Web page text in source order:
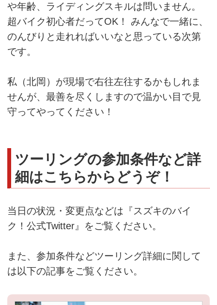
や年齢、ライディングスキルは問いません。
超バイク初心者だってOK！ みんなで一緒に、
のんびりと走れればいいなと思っている次第
です。
私（北岡）が現場で右往左往するかもしれま
せんが、最善を尽くしますので温かい目で見
守ってやってください！
ツーリングの参加条件など詳
細はこちらからどうぞ！
当日の状況・変更点などは『スズキのバイ
ク！公式Twitter』をご覧ください。
また、参加条件などツーリング詳細に関して
は以下の記事をご覧ください。